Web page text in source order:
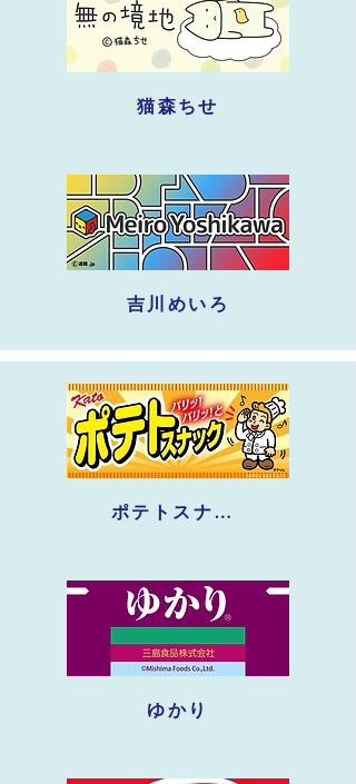
猫森ちせ
吉川めいろ
ポテトスナック
ゆかり